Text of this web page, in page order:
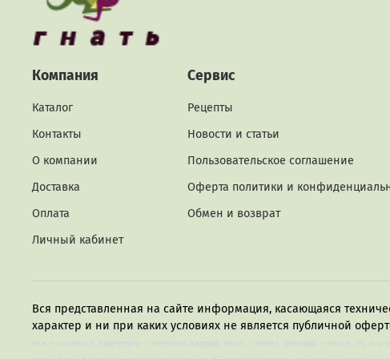
Компания
Каталог
Контакты
О компании
Доставка
Оплата
Личный кабинет
Сервис
Рецепты
Новости и статьи
Пользовательское соглашение
Оферта политики и
Обмен и возврат
Вся представленная на сайте информация, касающаяся
характер и ни при каких условиях не является публичной